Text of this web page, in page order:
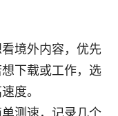
境外内容，优先
下载或工作，选
度。